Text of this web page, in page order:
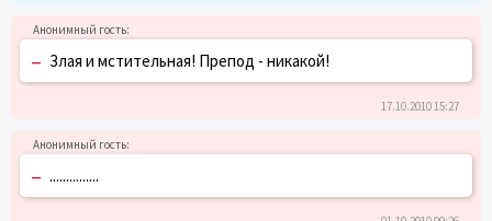
– Злая и мстительная! Препод - никакой!
17.10.2010 15:27
– ...............